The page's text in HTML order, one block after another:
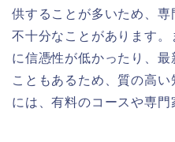
供することが多いため、
不十分なことがあります
に信憑性が低かったり、
こともあるため、質の高
には、有料のコースや専門